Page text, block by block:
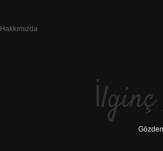
Hakkımızda